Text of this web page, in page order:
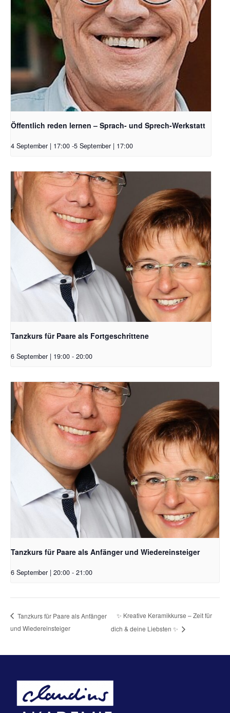
Öffentlich reden lernen – Sprach- und Sprech-Werkstatt
4 September | 17:00 -5 September | 17:00
Tanzkurs für Paare als Fortgeschrittene
6 September | 19:00 - 20:00
Tanzkurs für Paare als Anfänger und Wiedereinsteiger
6 September | 20:00 - 21:00
Tanzkurs für Paare als Anfänger
und Wiedereinsteiger
✨ Kreative Keramikkurse – Zeit für
dich & deine Liebsten ✨